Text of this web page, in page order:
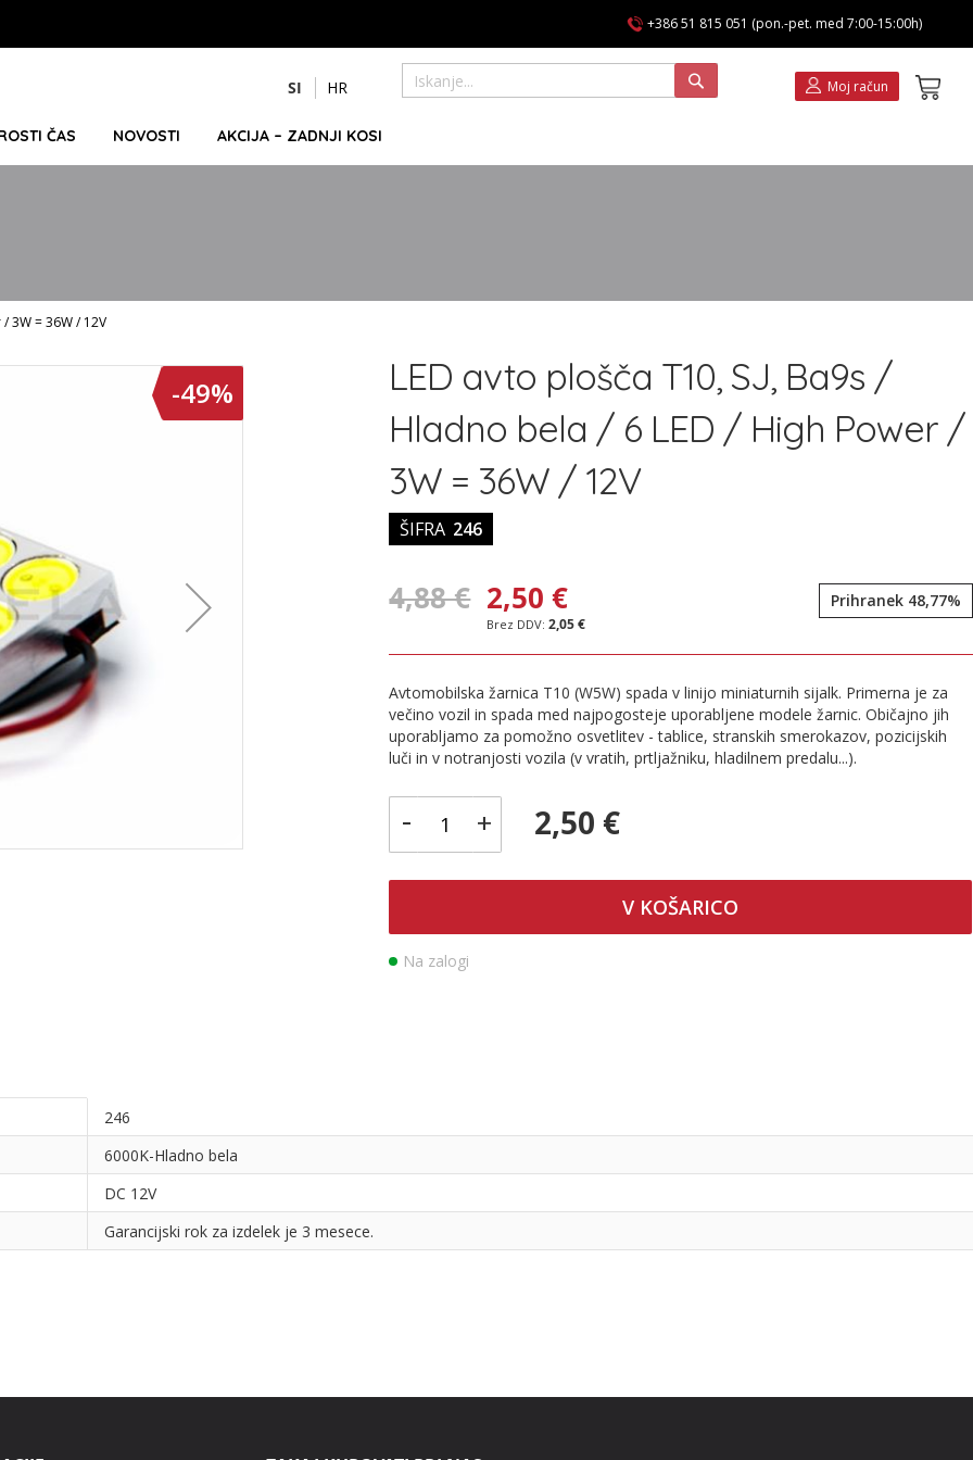
+386 51 815 051 (pon.-pet. med 7:00-15:00h)
na
SI HR Moj račun
ČAS NOVOSTI AKCIJA – ZADNJI KOSI
3W = 36W / 12V
-49%
LED avto plošča T10, SJ, Ba9s /
Hladno bela / 6 LED / High Power /
3W = 36W / 12V
ŠIFRA 246
4,88 € 2,50 €
2,05 €
Prihranek 48,77%
Avtomobilska žarnica T10 (W5W) spada v linijo miniaturnih sijalk. Primerna je za
večino vozil in spada med najpogosteje uporabljene modele žarnic. Običajno jih
uporabljamo za pomožno osvetlitev - tablice, stranskih smerokazov, pozicijskih
luči in v notranjosti vozila (v vratih, prtljažniku, hladilnem predalu...).
- + 2,50 €
V KOŠARICO
Na zalogi
246
6000K-Hladno bela
DC 12V
Garancijski rok za izdelek je 3 mesece.